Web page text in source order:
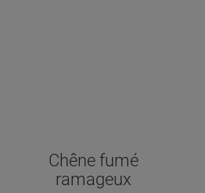
Chêne fumé
ramageux